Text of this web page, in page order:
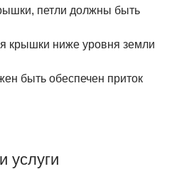
петли должны быть
крышки ниже уровня земли
быть обеспечен приток
услуги